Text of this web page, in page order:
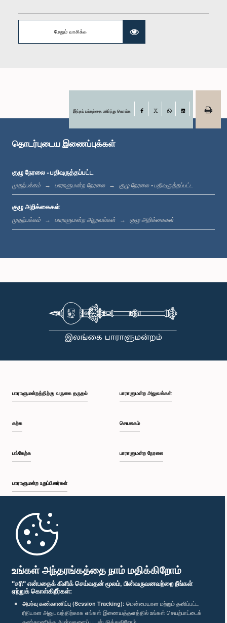
உங்கள் அந்தரங்கத்தை நாம் மதிக்கிறோம்
"சரி" என்பதைக் கிளிக் செய்வதன் மூலம், பின்வருவனவற்றை நீங்கள்
ஏற்றுக் கொள்கிறீர்கள்:
அமர்வு கண்காணிப்பு (Session Tracking): மென்மையான மற்றும் தனிப்பட்ட
ரீதியான அனுபவத்திற்காக எங்கள் இணையத்தளத்தில் உங்கள் செயற்பாட்டைக்
மேலும் வாசிக்க
இந்தப் பக்கத்தை பகிர்ந்து கொள்க Facebook
LinkedIn
தொடர்புடைய இணைப்புக்கள்
குழு நேரலை - பதிவுருத்தப்பட்ட
முதற்பக்கம் பாராளுமன்ற நேரலை குழு நேரலை - பதிவுருத்தப்பட்ட
குழு அறிக்கைகள்
முதற்பக்கம் பாராளுமன்ற அலுவல்கள் குழு அறிக்கைகள்
பாராளுமன்றத்திற்கு வருகை தருதல்
கற்க
பங்கேற்க
பாராளுமன்ற உறுப்பினர்கள்
முதற்பக்கம்
பாராளுமன்ற அலுவல்கள்
செயலகம்
பாராளுமன்ற நேரலை
பாராளுமன்ற கையடக்க செயலி
எம்மை பின்தொடர்க :